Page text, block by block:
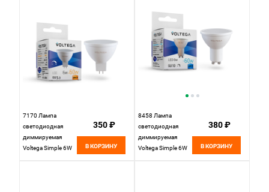
7170 Лампа
светодиодная
диммируемая
Voltega Simple 6W
350 ₽
В КОРЗИНУ
8458 Лампа
светодиодная
диммируемая
Voltega Simple 6W
380 ₽
В КОРЗИНУ